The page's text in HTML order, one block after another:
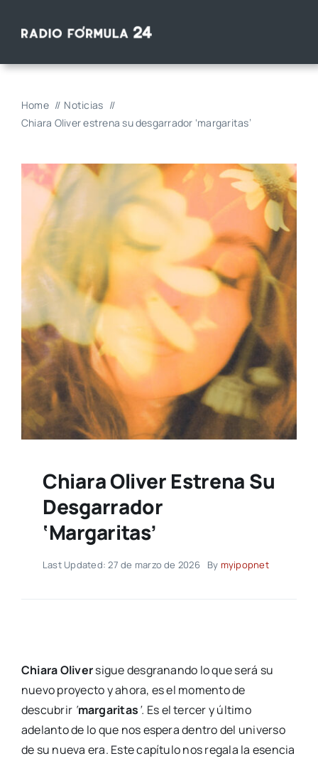
Home
Noticias
Chiara Oliver estrena su desgarrador ‘margaritas’
Chiara Oliver Estrena Su
Desgarrador
‘margaritas’
Last Updated: 27 de marzo de 2026 By myipopnet
Chiara Oliversigue desgranando lo que será su
nuevo proyecto y ahora, es el momento de
descubrir ‘margaritas’. Es el tercer y último
adelanto de lo que nos espera dentro del universo
de su nueva era. Este capítulo nos regala la esencia